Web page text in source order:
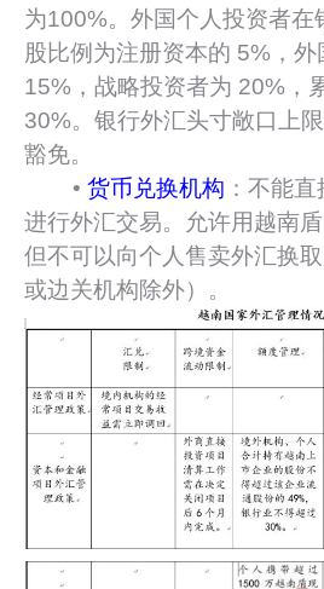
为100%。外国个人投资者在
股比例为注册资本的 5%，
15%，战略投资者为 20%，
30%。银行外汇头寸敞口上
豁免。
• 货币兑换机构 ：不能
进行外汇交易。允许用越南
但不可以向个人售卖外汇换
或边关机构除外）。